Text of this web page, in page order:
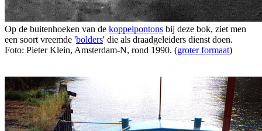
Op de buitenhoeken van de koppelpontons bij deze bok, ziet men
een soort vreemde 'bolders' die als draadgeleiders dienst doen.
Foto: Pieter Klein, Amsterdam-N, rond 1990. (groter formaat)